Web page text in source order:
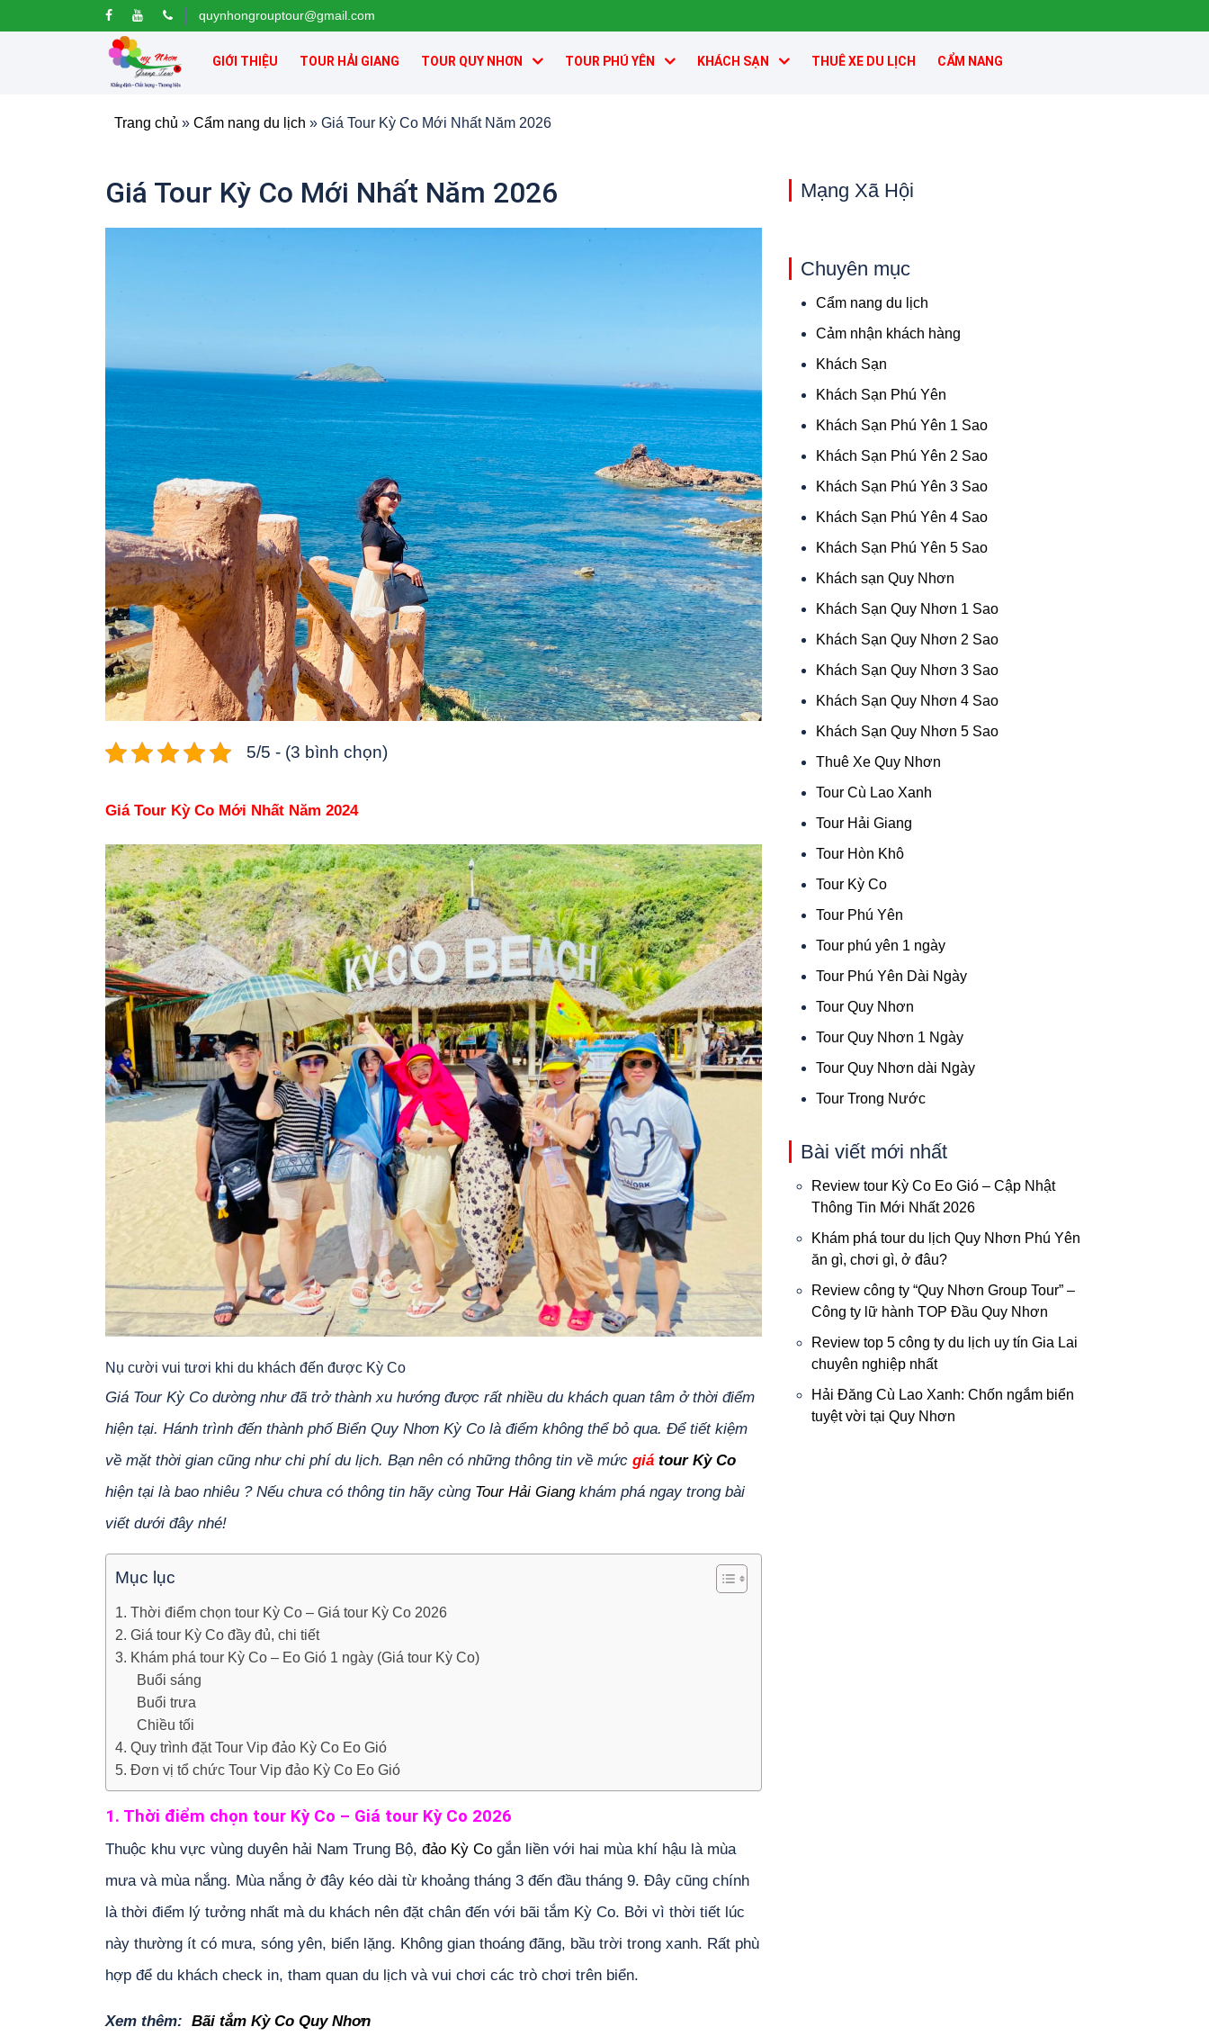
quynhongrouptour@gmail.com
GIỚI THIỆU TOUR HẢI GIANG TOUR QUY NHƠN TOUR PHÚ YÊN KHÁCH SẠN THUÊ XE DU LỊCH CẨM NANG
Trang chủ » Cẩm nang du lịch » Giá Tour Kỳ Co Mới Nhất Năm 2026
Giá Tour Kỳ Co Mới Nhất Năm 2026
5/5 - (3 bình chọn)
Giá Tour Kỳ Co Mới Nhất Năm 2024
Nụ cười vui tươi khi du khách đến được Kỳ Co
Giá Tour Kỳ Co dường như đã trở thành xu hướng được rất nhiều du khách quan tâm ở thời điểm
hiện tại. Hánh trình đến thành phố Biển Quy Nhơn Kỳ Co là điểm không thể bỏ qua. Để tiết kiệm
về mặt thời gian cũng như chi phí du lịch. Bạn nên có những thông tin về mức giá tour Kỳ Co
hiện tại là bao nhiêu ? Nếu chưa có thông tin hãy cùng Tour Hải Giangkhám phá ngay trong bài
viết dưới đây nhé!
Mục lục
1. Thời điểm chọn tour Kỳ Co – Giá tour Kỳ Co 2026
2. Giá tour Kỳ Co đầy đủ, chi tiết
3. Khám phá tour Kỳ Co – Eo Gió 1 ngày (Giá tour Kỳ Co)
Buổi sáng
Buổi trưa
Chiều tối
4. Quy trình đặt Tour Vip đảo Kỳ Co Eo Gió
5. Đơn vị tổ chức Tour Vip đảo Kỳ Co Eo Gió
1. Thời điểm chọn tour Kỳ Co – Giá tour Kỳ Co 2026
Thuộc khu vực vùng duyên hải Nam Trung Bộ, đảo Kỳ Co gắn liền với hai mùa khí hậu là mùa
mưa và mùa nắng. Mùa nắng ở đây kéo dài từ khoảng tháng 3 đến đầu tháng 9. Đây cũng chính
là thời điểm lý tưởng nhất mà du khách nên đặt chân đến với bãi tắm Kỳ Co. Bởi vì thời tiết lúc
này thường ít có mưa, sóng yên, biển lặng. Không gian thoáng đãng, bầu trời trong xanh. Rất phù
hợp để du khách check in, tham quan du lịch và vui chơi các trò chơi trên biển.
Xem thêm: Bãi tắm Kỳ Co Quy Nhơn
Mạng Xã Hội
Chuyên mục
Cẩm nang du lịch
Cảm nhận khách hàng
Khách Sạn
Khách Sạn Phú Yên
Khách Sạn Phú Yên 1 Sao
Khách Sạn Phú Yên 2 Sao
Khách Sạn Phú Yên 3 Sao
Khách Sạn Phú Yên 4 Sao
Khách Sạn Phú Yên 5 Sao
Khách sạn Quy Nhơn
Khách Sạn Quy Nhơn 1 Sao
Khách Sạn Quy Nhơn 2 Sao
Khách Sạn Quy Nhơn 3 Sao
Khách Sạn Quy Nhơn 4 Sao
Khách Sạn Quy Nhơn 5 Sao
Thuê Xe Quy Nhơn
Tour Cù Lao Xanh
Tour Hải Giang
Tour Hòn Khô
Tour Kỳ Co
Tour Phú Yên
Tour phú yên 1 ngày
Tour Phú Yên Dài Ngày
Tour Quy Nhơn
Tour Quy Nhơn 1 Ngày
Tour Quy Nhơn dài Ngày
Tour Trong Nước
Bài viết mới nhất
Review tour Kỳ Co Eo Gió – Cập Nhật
Thông Tin Mới Nhất 2026
Khám phá tour du lịch Quy Nhơn Phú Yên
ăn gì, chơi gì, ở đâu?
Review công ty “Quy Nhơn Group Tour” –
Công ty lữ hành TOP Đầu Quy Nhơn
Review top 5 công ty du lịch uy tín Gia Lai
chuyên nghiệp nhất
Hải Đăng Cù Lao Xanh: Chốn ngắm biển
tuyệt vời tại Quy Nhơn